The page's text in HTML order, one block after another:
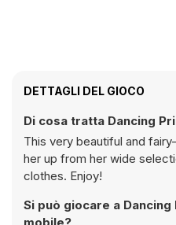
DETTAGLI DEL GIOCO
Di cosa tratta Dancing
This very beautiful and
her up from her wide
clothes. Enjoy!
Si può giocare a